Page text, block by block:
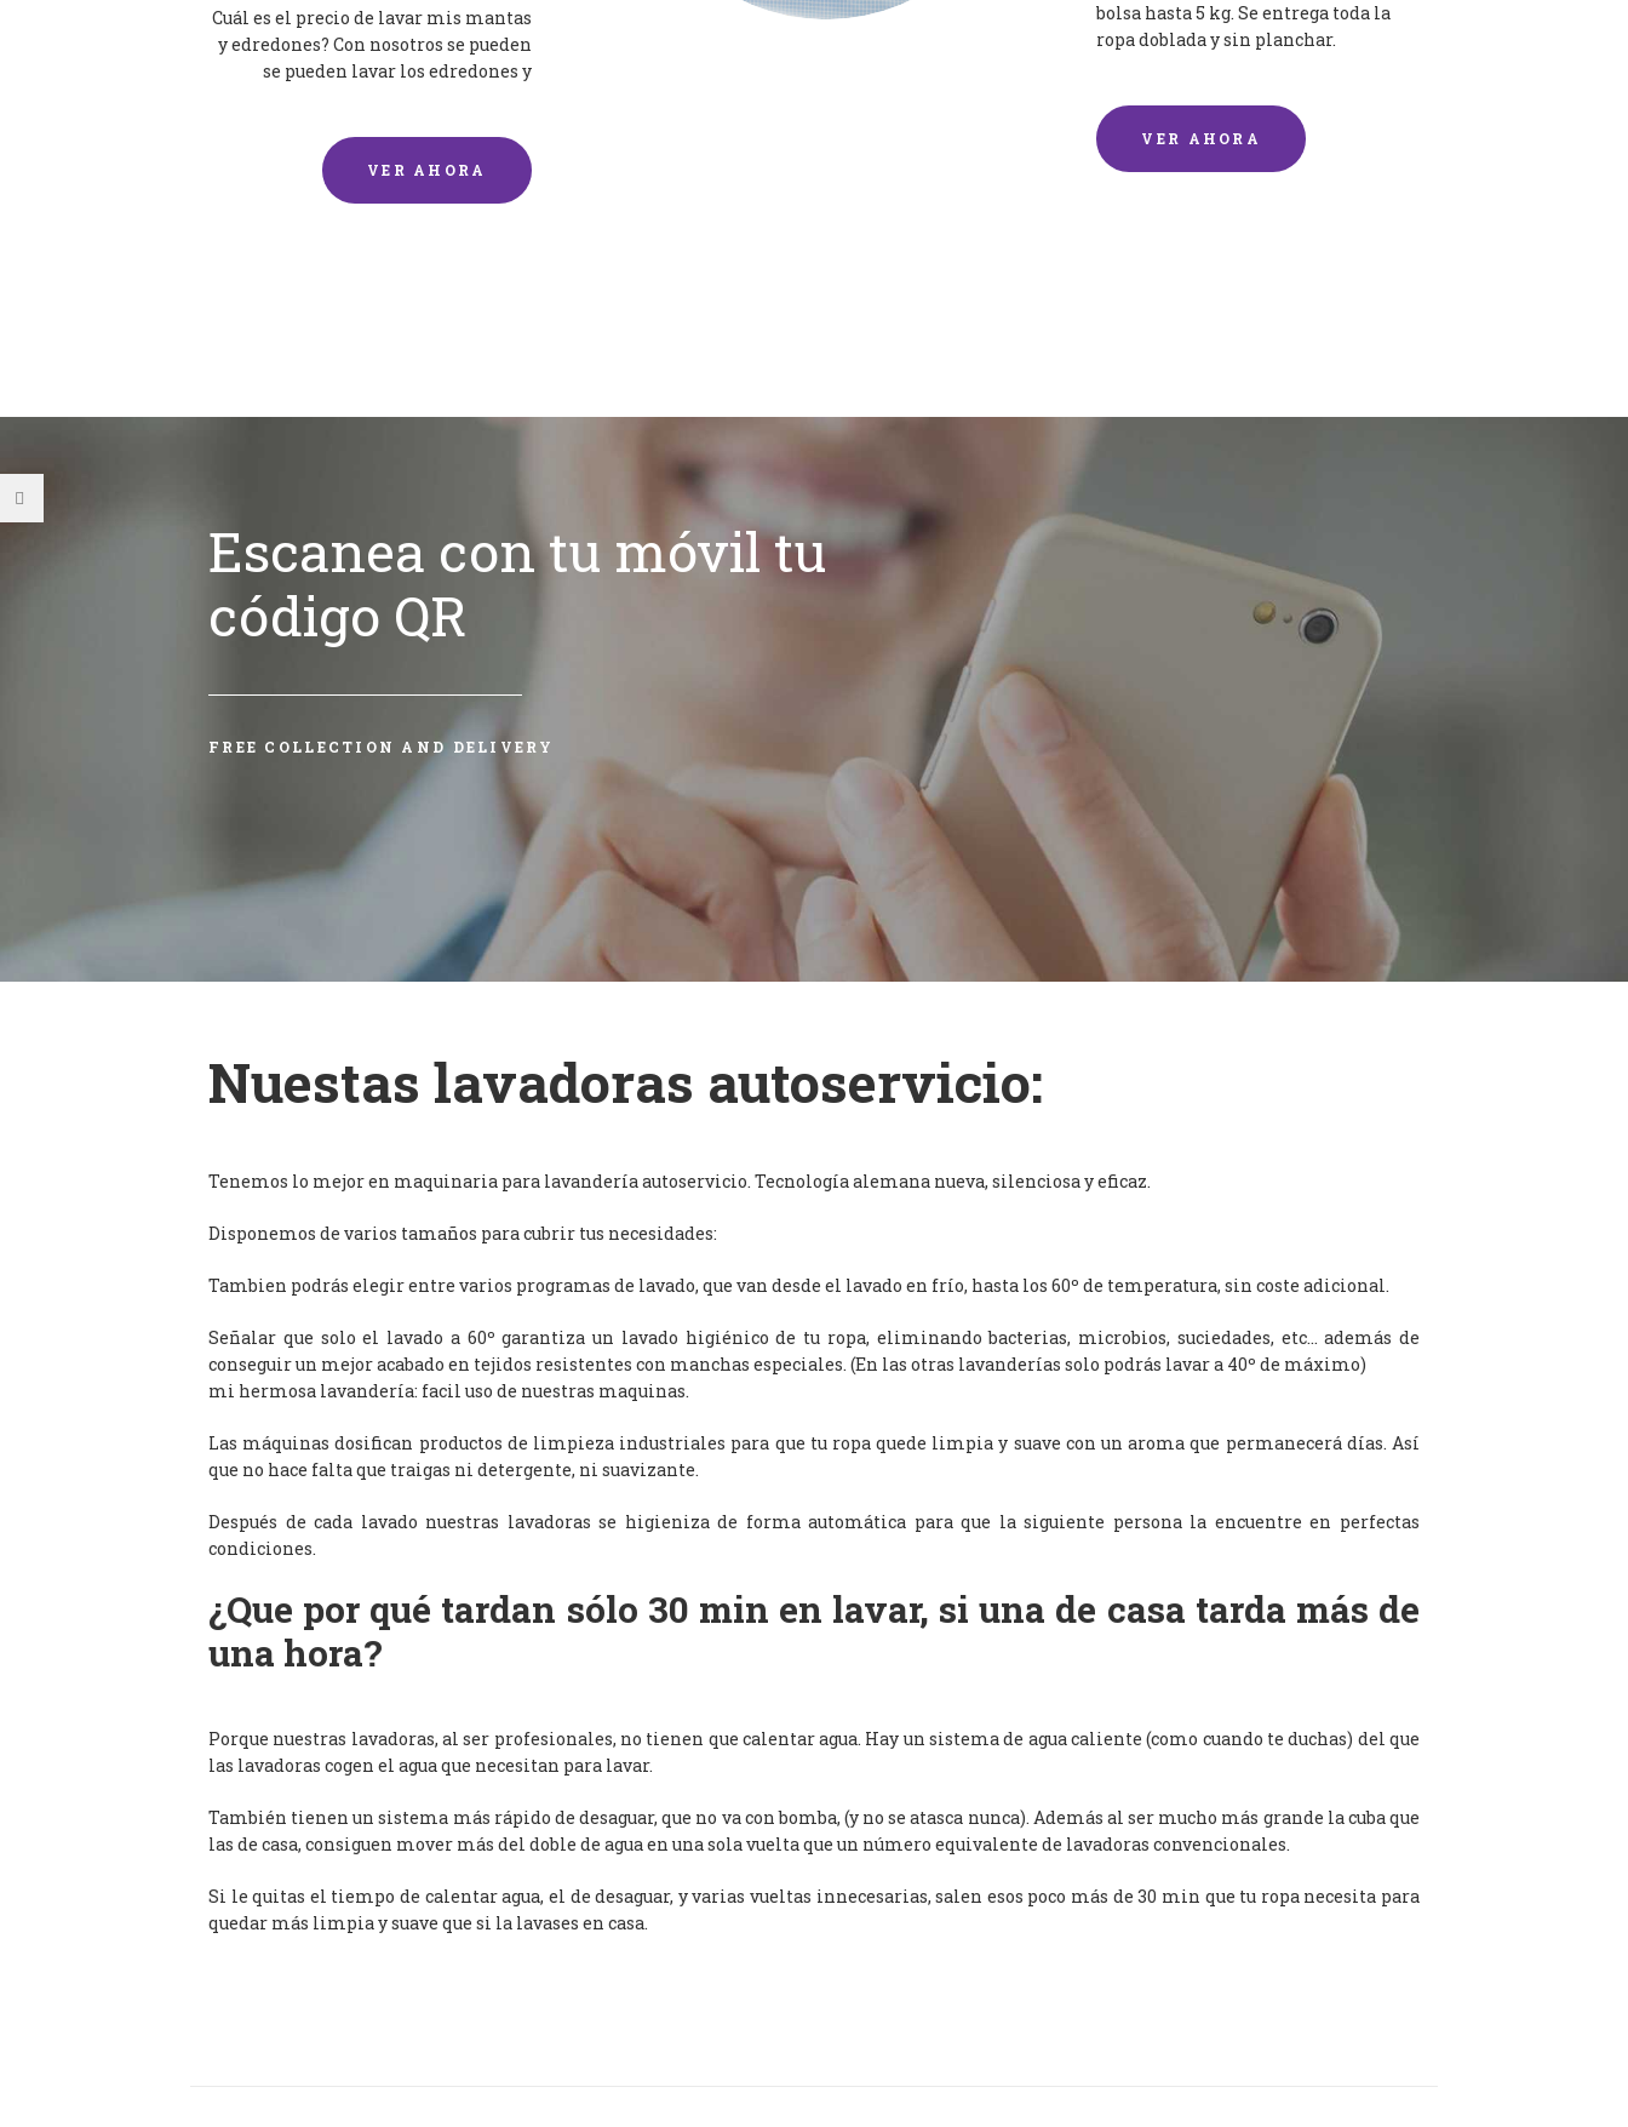
Cuál es el precio de lavar mis mantas
y edredones? Con nosotros se pueden
se pueden lavar los edredones y
VER AHORA
bolsa hasta 5 kg. Se entrega toda la
ropa doblada y sin planchar.
VER AHORA
Escanea con tu móvil tu
código QR
FREE COLLECTION AND DELIVERY
Nuestas lavadoras autoservicio:
Tenemos lo mejor en maquinaria para lavandería autoservicio. Tecnología alemana nueva, silenciosa y eficaz.
Disponemos de varios tamaños para cubrir tus necesidades:
Tambien podrás elegir entre varios programas de lavado, que van desde el lavado en frío, hasta los 60º de temperatura, sin coste adicional.
Señalar que solo el lavado a 60º garantiza un lavado higiénico de tu ropa, eliminando bacterias, microbios, suciedades, etc… además de
conseguir un mejor acabado en tejidos resistentes con manchas especiales. (En las otras lavanderías solo podrás lavar a 40º de máximo)
mi hermosa lavandería: facil uso de nuestras maquinas.
Las máquinas dosifican productos de limpieza industriales para que tu ropa quede limpia y suave con un aroma que permanecerá días. Así
que no hace falta que traigas ni detergente, ni suavizante.
Después de cada lavado nuestras lavadoras se higieniza de forma automática para que la siguiente persona la encuentre en perfectas
condiciones.
¿Que por qué tardan sólo 30 min en lavar, si una de casa tarda más de
una hora?
Porque nuestras lavadoras, al ser profesionales, no tienen que calentar agua. Hay un sistema de agua caliente (como cuando te duchas) del que
las lavadoras cogen el agua que necesitan para lavar.
También tienen un sistema más rápido de desaguar, que no va con bomba, (y no se atasca nunca). Además al ser mucho más grande la cuba que
las de casa, consiguen mover más del doble de agua en una sola vuelta que un número equivalente de lavadoras convencionales.
Si le quitas el tiempo de calentar agua, el de desaguar, y varias vueltas innecesarias, salen esos poco más de 30 min que tu ropa necesita para
quedar más limpia y suave que si la lavases en casa.